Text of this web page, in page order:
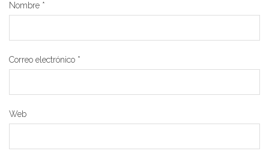
Nombre *
Correo electrónico *
Web